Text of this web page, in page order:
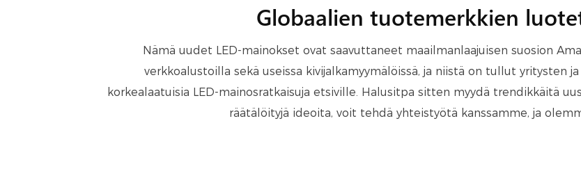
Globaalien tuotemerkkien
Nämä uudet LED-mainokset ovat saavuttaneet maailmanlaajuisen suosion
verkkoalustoilla sekä useissa kivijalkamyymälöissä, ja niistä on tullut yritysten
korkealaatuisia LED-mainosratkaisuja etsiville. Halusitpa sitten myydä trendikkäitä
räätälöityjä ideoita, voit tehdä yhteistyötä kanssamme, ja